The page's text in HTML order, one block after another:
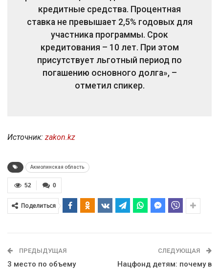
кредитные средства. Процентная
ставка не превышает 2,5% годовых для
участника программы. Срок
кредитования – 10 лет. При этом
присутствует льготный период по
погашению основного долга», –
отметил спикер.
Источник: zakon.kz
Акмолинская область
0
52
Поделиться
ПРЕДЫДУЩАЯ
3 место по объему
СЛЕДУЮЩАЯ
Нацфонд детям: почему в